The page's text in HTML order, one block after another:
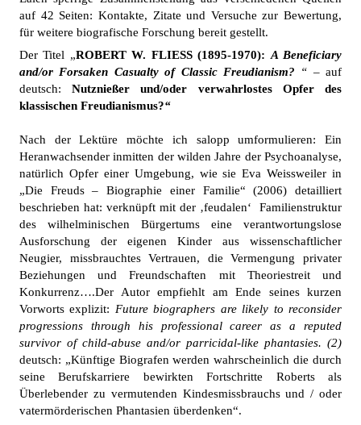
auf 42 Seiten: Kontakte, Zitate und Versuche zur Bewertung,
für weitere biografische Forschung bereit gestellt.
Der Titel „ROBERT W. FLIESS (1895-1970): A Beneficiary
and/or Forsaken Casualty of Classic Freudianism? “ – auf
deutsch: Nutznießer und/oder verwahrlostes Opfer des
klassischen Freudianismus?“
Nach der Lektüre möchte ich salopp umformulieren: Ein
Heranwachsender inmitten der wilden Jahre der Psychoanalyse,
natürlich Opfer einer Umgebung, wie sie Eva Weissweiler in
„Die Freuds – Biographie einer Familie“ (2006) detailliert
beschrieben hat: verknüpft mit der ‚feudalen‘ Familienstruktur
des wilhelminischen Bürgertums eine verantwortungslose
Ausforschung der eigenen Kinder aus wissenschaftlicher
Neugier, missbrauchtes Vertrauen, die Vermengung privater
Beziehungen und Freundschaften mit Theoriestreit und
Konkurrenz….Der Autor empfiehlt am Ende seines kurzen
Vorworts explizit: Future biographers are likely to reconsider
progressions through his professional career as a reputed
survivor of child-abuse and/or parricidal-like phantasies. (2)
deutsch: „Künftige Biografen werden wahrscheinlich die durch
seine Berufskarriere bewirkten Fortschritte Roberts als
Überlebender zu vermutenden Kindesmissbrauchs und / oder
vatermörderischen Phantasien überdenken“.